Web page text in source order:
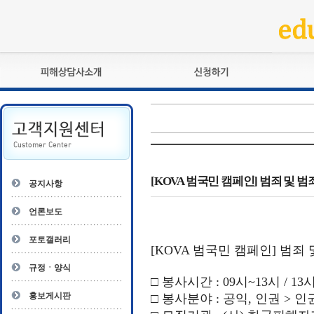
피해상담사란?
자격관리규정
상담사 자격증 확인
- 피해상담사 1급
- 전문수련감독자
- 전문수련기관
교육훈련
자격복원
공지사항
언론보도
포토갤러리
규정ㆍ양식
홍보게시판
[KOVA 범국민 캠페인] 범죄 및
[KOVA 범국민 캠페인] 범죄
□ 봉사시간 : 09시 ~13시 / 13
□ 봉사분야 : 공익, 인권 > 인